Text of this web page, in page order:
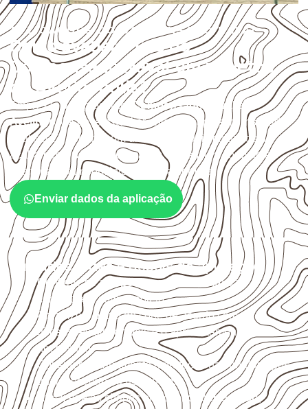
APLICAÇÕES DO COMPENSADO NAVAL
Como avaliar o uso do
Compensado Naval em projetos
de Avelinópolis?
Empresas que procuram
Compensado Naval em
Avelinópolisdevem avaliar onde a chapa será instalada,
qual será o contato com umidade e quais cuidados de
acabamento serão necessários. Espessura, formato e
quantidade também interferem na compra.
Enviar dados da aplicação
Cuidados antes e depois da aplicação
Confirme se a espessura e o formatosão
compatíveis com o projeto.
Organize o plano de corte de acordo com as
dimensões disponíveis e o aproveitamento
necessário.
Considere acabamento e proteção das bordas após
qualquer corte ou usinagem.
Armazene as chapas em local coberto, seco,